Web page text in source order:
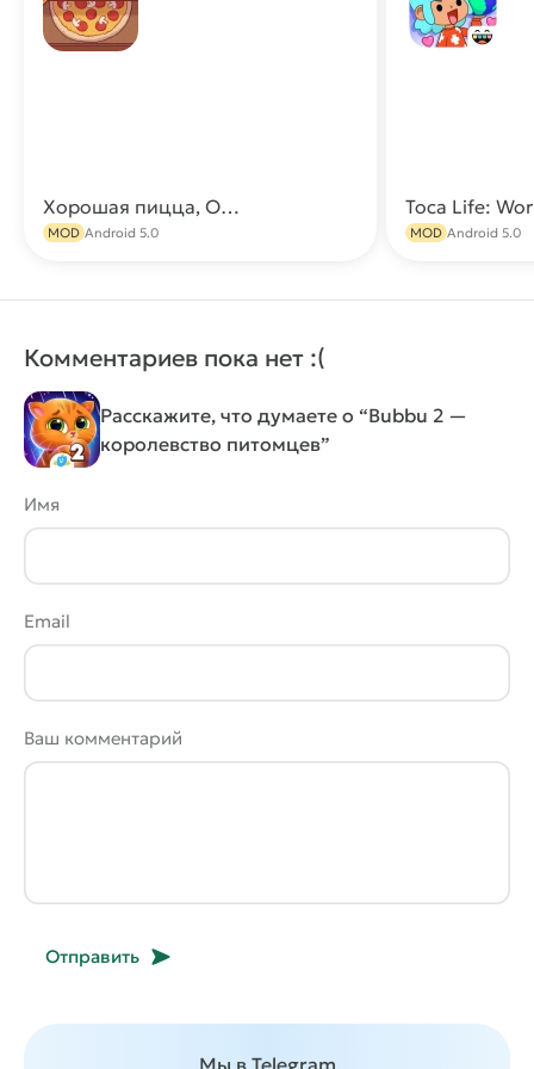
Хорошая пицца, Отличная пицца МОД [Много денег]
MOD Android 5.0 MOD Android 5.0
Комментариев пока нет :(
Расскажите, что думаете о “Bubbu 2 —
королевство питомцев”
Имя
Email
Ваш комментарий
Отправить
Мы в Telegram